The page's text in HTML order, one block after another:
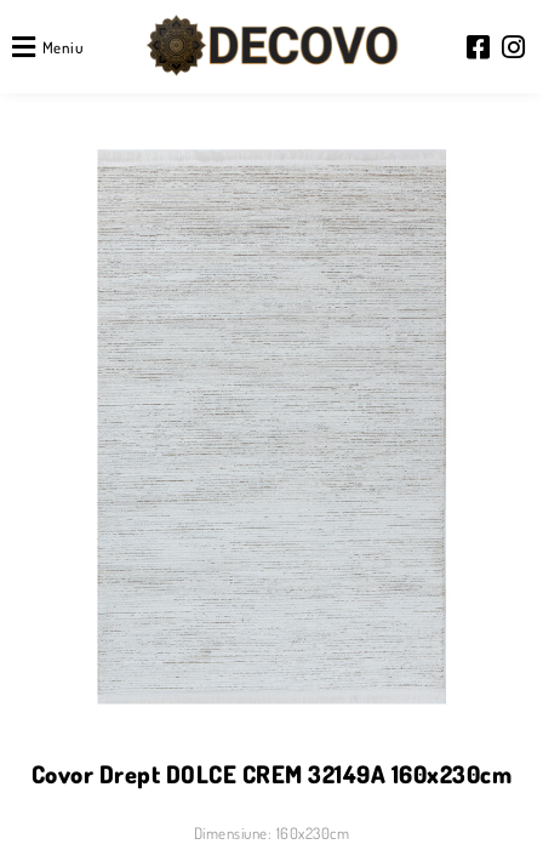
Meniu
Covor Drept DOLCE CREM 32149A 160x230cm
Dimensiune: 160x230cm